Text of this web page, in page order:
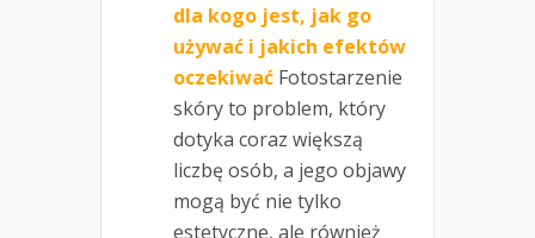
dla kogo jest, jak go
używać i jakich efektów
oczekiwać Fotostarzenie
skóry to problem, który
dotyka coraz większą
liczbę osób, a jego objawy
mogą być nie tylko
estetyczne, ale również